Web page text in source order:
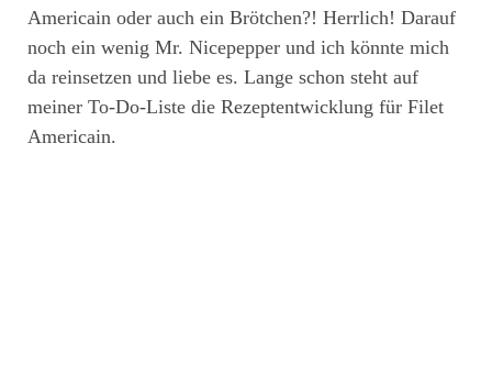
Americain oder auch ein Brötchen?! Herrlich! Darauf
noch ein wenig Mr. Nicepepper und ich könnte mich
da reinsetzen und liebe es. Lange schon steht auf
meiner To-Do-Liste die Rezeptentwicklung für Filet
Americain.